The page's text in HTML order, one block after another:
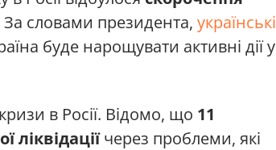
За словами президента, українські
буде нарощувати активні дії у
в Росії. Відомо, що 11
ліквідаціїчерез проблеми, які